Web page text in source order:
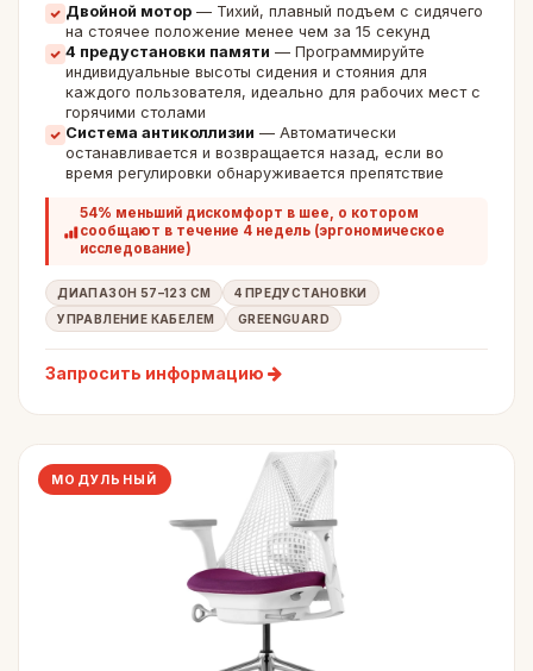
Двойной мотор — Тихий, плавный подъем с сидячего
на стоячее положение менее чем за 15 секунд
4 предустановки памяти — Программируйте
индивидуальные высоты сидения и стояния для
каждого пользователя, идеально для рабочих мест с
горячими столами
Система антиколлизии — Автоматически
останавливается и возвращается назад, если во
время регулировки обнаруживается препятствие
54% меньший дискомфорт в шее, о котором
сообщают в течение 4 недель (эргономическое
исследование)
ДИАПАЗОН 57–123 СМ
4 ПРЕДУСТАНОВКИ
УПРАВЛЕНИЕ КАБЕЛЕМ
GREENGUARD
Запросить информацию
МОДУЛЬНЫЙ